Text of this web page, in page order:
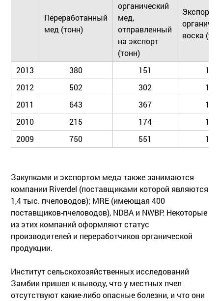
Переработанный
мед (тонн)
органический
мед,
отправленный
на экспорт
(тонн)
Экспорт
воска
2013 380 151
13
2012
502 302
16
2011
643 367
16
2010
215 174
10
2009
750 551 16
Закупками и экспортом меда также занимаются
компании Riverdel (поставщиками которой являются
1,4 тыс. пчеловодов); MRE (имеющая 400
поставщиков-пчеловодов), NDBA и NWBP. Некоторые
из этих компаний оформляют статус
производителей и переработчиков органической
продукции.
Институт сельскохозяйственных исследований
Замбии пришел к выводу, что у местных пчел
отсутствуют какие-либо опасные болезни, и что они